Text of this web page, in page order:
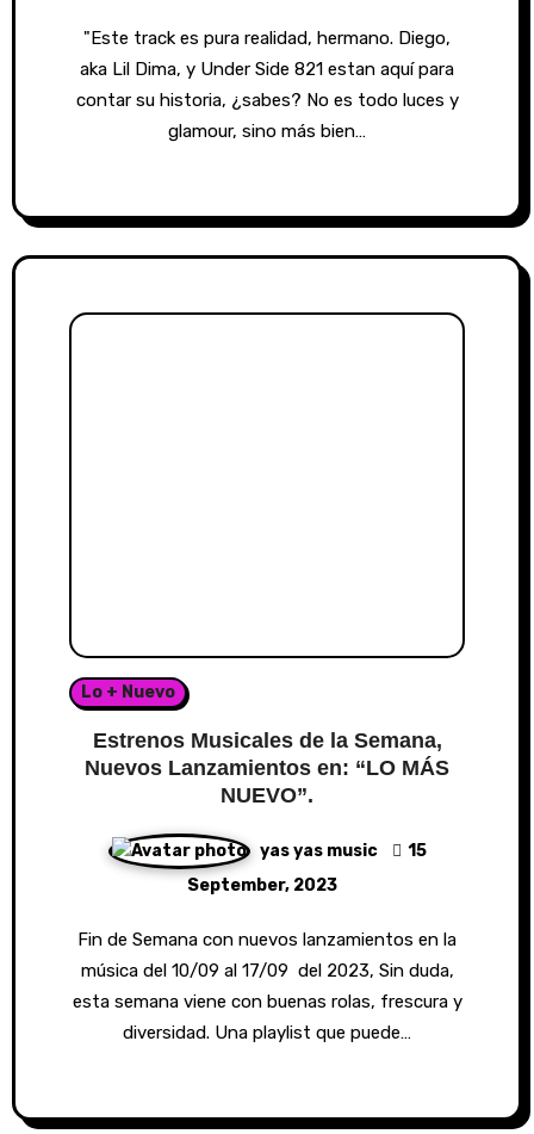
"Este track es pura realidad, hermano. Diego,
aka Lil Dima, y Under Side 821 estan aquí para
contar su historia, ¿sabes? No es todo luces y
glamour, sino más bien…
Lo + Nuevo
Estrenos Musicales de la Semana,
Nuevos Lanzamientos en: “LO MÁS
NUEVO”.
yas yas music
15
September, 2023
Fin de Semana con nuevos lanzamientos en la
música del 10/09 al 17/09 del 2023, Sin duda,
esta semana viene con buenas rolas, frescura y
diversidad. Una playlist que puede…